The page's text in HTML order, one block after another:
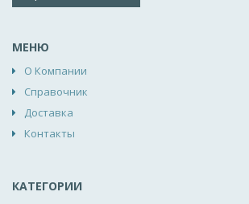
МЕНЮ
О Компании
Справочник
Доставка
Контакты
КАТЕГОРИИ